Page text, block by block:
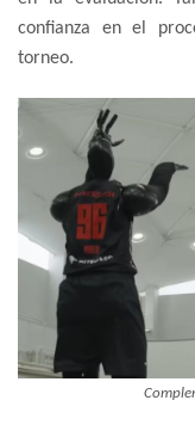
confianza en el
torneo.